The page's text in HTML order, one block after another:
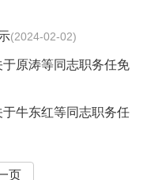
2024-02-02
原涛等同志职务任免
牛东红等同志职务任
页